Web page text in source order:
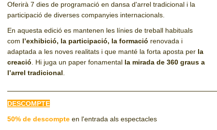
Oferirà 7 dies de programació en dansa d'arrel tradicional i la
participació de diverses companyies internacionals.
En aquesta edició es mantenen les línies de treball habituals
com l’exhibició, la participació, la formació renovada i
adaptada a les noves realitats i que manté la forta aposta per la
creació . Hi juga un paper fonamental la mirada de 360 graus a
l’arrel tradicional
DESCOMPTE
50% de descompte en l'entrada als espectacles